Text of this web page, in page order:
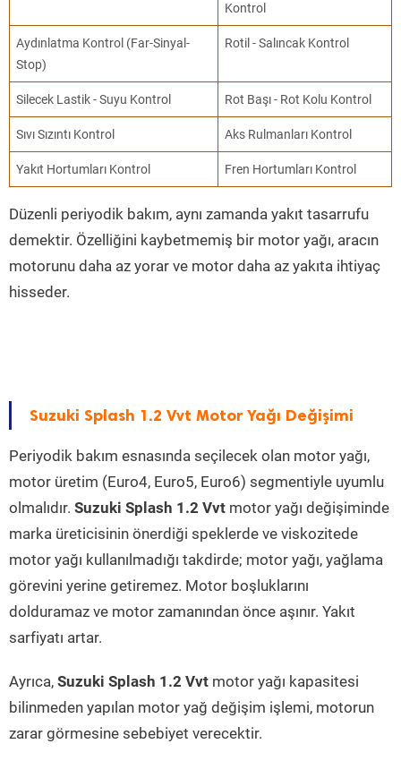
Kontrol
Aydınlatma Kontrol (Far-Sinyal-
Stop)
Rotil - Salıncak Kontrol
Silecek Lastik - Suyu Kontrol Rot Başı - Rot Kolu Kontrol
Sıvı Sızıntı Kontrol Aks Rulmanları Kontrol
Yakıt Hortumları Kontrol Fren Hortumları Kontrol
Düzenli periyodik bakım, aynı zamanda yakıt tasarrufu
demektir. Özelliğini kaybetmemiş bir motor yağı, aracın
motorunu daha az yorar ve motor daha az yakıta ihtiyaç
hisseder.
Suzuki Splash 1.2 Vvt Motor Yağı Değişimi
Periyodik bakım esnasında seçilecek olan motor yağı,
motor üretim (Euro4, Euro5, Euro6) segmentiyle uyumlu
olmalıdır. Suzuki Splash 1.2 Vvt motor yağı değişiminde
marka üreticisinin önerdiği speklerde ve viskozitede
motor yağı kullanılmadığı takdirde; motor yağı, yağlama
görevini yerine getiremez. Motor boşluklarını
dolduramaz ve motor zamanından önce aşınır. Yakıt
sarfiyatı artar.
Ayrıca, Suzuki Splash 1.2 Vvt motor yağı kapasitesi
bilinmeden yapılan motor yağ değişim işlemi, motorun
zarar görmesine sebebiyet verecektir.